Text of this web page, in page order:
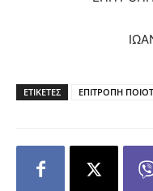
ΕΤΙΚΕΤΕΣ ΕΠΙΤΡΟΠΗ